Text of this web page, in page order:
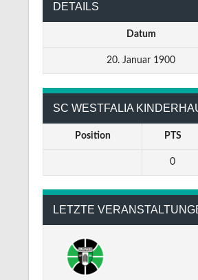
DETAILS
Datum
20. Januar 1900
SC WESTFALIA
Position PTS
0
LETZTE